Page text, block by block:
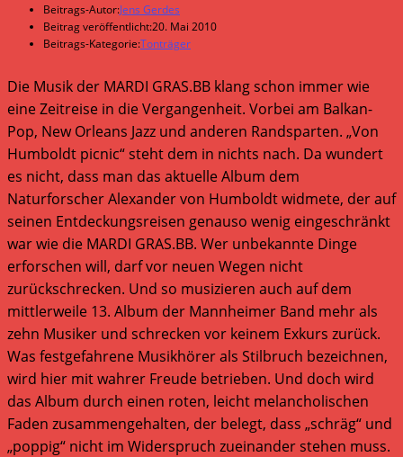
Beitrags-Autor:Jens Gerdes
Beitrag veröffentlicht:20. Mai 2010
Beitrags-Kategorie:Tonträger
Die Musik der MARDI GRAS.BB klang schon immer wie
eine Zeitreise in die Vergangenheit. Vorbei am Balkan-
Pop, New Orleans Jazz und anderen Randsparten. „Von
Humboldt picnic“ steht dem in nichts nach. Da wundert
es nicht, dass man das aktuelle Album dem
Naturforscher Alexander von Humboldt widmete, der auf
seinen Entdeckungsreisen genauso wenig eingeschränkt
war wie die MARDI GRAS.BB. Wer unbekannte Dinge
erforschen will, darf vor neuen Wegen nicht
zurückschrecken. Und so musizieren auch auf dem
mittlerweile 13. Album der Mannheimer Band mehr als
zehn Musiker und schrecken vor keinem Exkurs zurück.
Was festgefahrene Musikhörer als Stilbruch bezeichnen,
wird hier mit wahrer Freude betrieben. Und doch wird
das Album durch einen roten, leicht melancholischen
Faden zusammengehalten, der belegt, dass „schräg“ und
„poppig“ nicht im Widerspruch zueinander stehen muss.